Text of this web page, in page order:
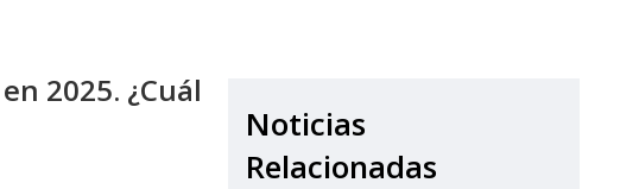
2025. ¿Cuál
Noticias
Relacionadas